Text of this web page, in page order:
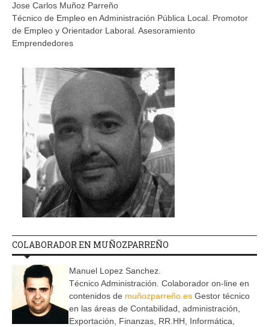
Jose Carlos Muñoz Parreño
Técnico de Empleo en Administración Pública Local. Promotor
de Empleo y Orientador Laboral. Asesoramiento
Emprendedores
COLABORADOR EN MUÑOZPARREÑO
Manuel Lopez Sanchez.
Técnico Administración. Colaborador on-line en
contenidos de muñozparreño.es Gestor técnico
en las áreas de Contabilidad, administración,
Exportación, Finanzas, RR.HH, Informática,